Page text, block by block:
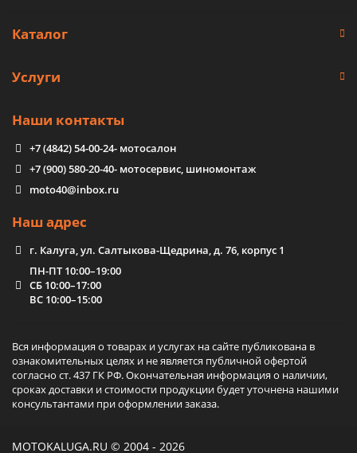
Каталог
Услуги
Наши контакты
+7 (4842) 54-00-24- мотосалон
+7 (900) 580-20-40- мотосервис, шиномонтаж
moto40@inbox.ru
Наш адрес
г. Калуга, ул. Салтыкова-Щедрина, д. 76, корпус 1
ПН-ПТ 10:00–19:00
СБ 10:00–17:00
ВС 10:00–15:00
Вся информация о товарах и услугах на сайте публикована в
ознакомительных целях и не является публичной офертой
согласно ст. 437 ГК РФ. Окончательная информация о наличии,
сроках доставки и стоимости продукции будет уточнена нашими
консультантами при оформлении заказа.
MOTOKALUGA.RU © 2004 - 2026